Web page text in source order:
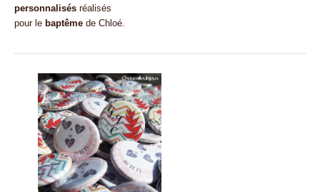
personnalisésréalisés
pour le baptêmede Chloé.